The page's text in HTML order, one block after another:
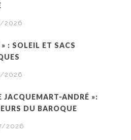
2026
: SOLEIL ET SACS
2026
JACQUEMART-ANDRÉ »:
DU BAROQUE
2026